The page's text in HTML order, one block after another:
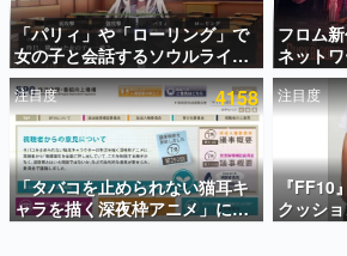
アプリセール情報
インタビュー
連載・特集一覧
殿堂入り記事
SNS拡散数が数千以上！ ページ
ど。多くの人々に読まれた、電フ
事をまとめました。
「パリィ」や「ローリング」で
女の子と会話するソウルライク
恋愛ゲーム『小早川さんはソウ
ルライク』無料公開。返事に失
敗すると「YOU DIED」
フロム
ネット
が8月7
トのマ
テスト
注目度 4158
「タバコを止められない猫耳キ
ャラを描く深夜枠アニメ」に視
聴者の一部から批判意見。違法
注目度
『FF10
クッシ
「